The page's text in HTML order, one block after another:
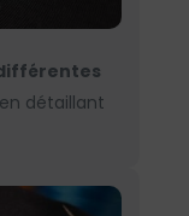
détaillant